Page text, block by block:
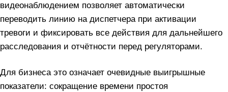
видеонаблюдением позволяет автоматически
переводить линию на диспетчера при активации
тревоги и фиксировать все действия для дальнейшего
расследования и отчётности перед регуляторами.
Для бизнеса это означает очевидные выигрышные
показатели: сокращение времени простоя